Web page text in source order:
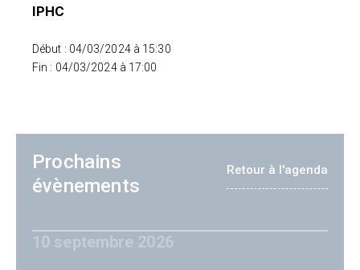
IPHC
Début : 04/03/2024 à 15:30
Fin : 04/03/2024 à 17:00
Prochains
évènements
Retour à l'agenda
10 septembre 2026